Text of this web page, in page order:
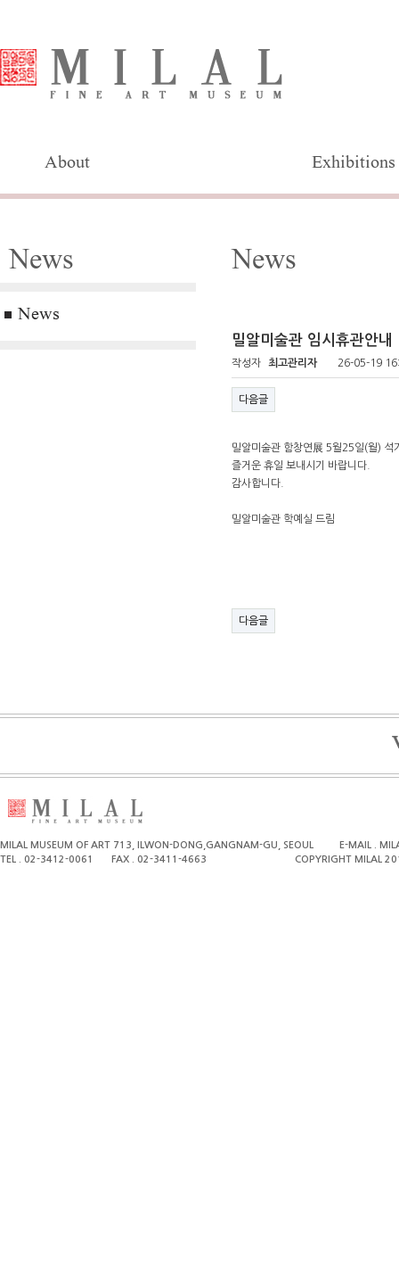
About Exhibitions
News
News
News
밀알미술관 임시휴관안내
작성자 최고관리자 26-05-19
다음글
밀알미술관 함창연展 5월25일(월) 석
즐거운 휴일 보내시기 바랍니다.
감사합니다.
밀알미술관 학예실 드림​
다음글
MILAL MUSEUM OF ART 713, ILWON-DONG,GANGNAM-GU, SEOUL
E-MAIL .
TEL . 02-3412-0061
FAX . 02-3411-4663 COPYRIGHT MILAL